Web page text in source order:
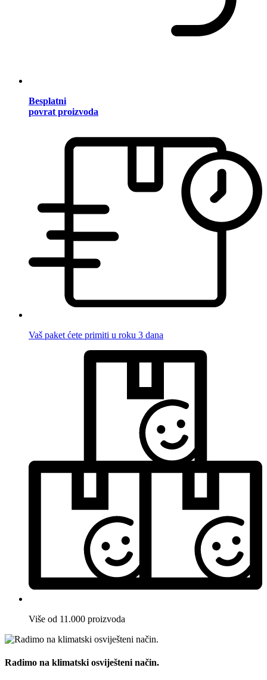
Besplatni
povrat proizvoda
Vaš paket ćete primiti u roku 3 dana
Više od 11.000 proizvoda
Radimo na klimatski osviješteni način.